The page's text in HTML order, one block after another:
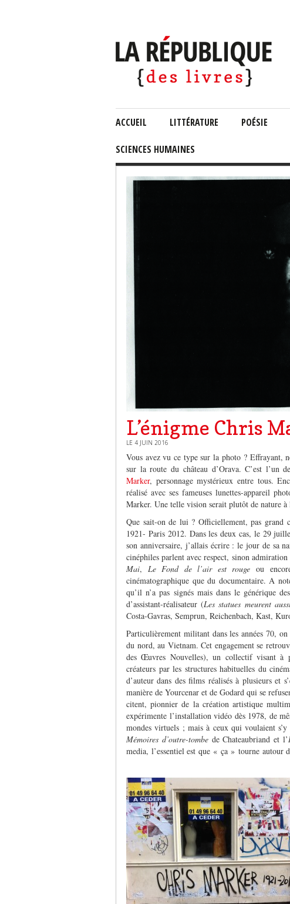
ACCUEIL LITTÉRATURE POÉSIE
SCIENCES HUMAINES
L’énigme Chris
LE 4 JUIN 2016
Vous avez vu ce type sur la photo ? Effrayant,
sur la route du château d’Orava. C’est l’un
Marker, personnage mystérieux entre tous.
réalisé avec ses fameuses lunettes-appareil
Marker. Une telle vision serait plutôt de nature à
Que sait-on de lui ? Officiellement, pas grand
1921- Paris 2012. Dans les deux cas, le 29
son anniversaire, j’allais écrire : le jour de sa
cinéphiles parlent avec respect, sinon admiration
Mai, Le Fond de l’air est rouge ou
cinématographique que du documentaire. A
qu’il n’a pas signés mais dans le générique
d’assistant-réalisateur (Les statues meurent
Costa-Gavras, Semprun, Reichenbach, Kast,
Particulièrement militant dans les années 70,
du nord, au Vietnam. Cet engagement se
des Œuvres Nouvelles), un collectif visant à
créateurs par les structures habituelles du
d’auteur dans des films réalisés à plusieurs
manière de Yourcenar et de Godard qui se
citent, pionnier de la création artistique
expérimente l’installation vidéo dès 1978, de
mondes virtuels ; mais à ceux qui voulaient
Mémoires d’outre-tombede Chateaubriand et l’
media, l’essentiel est que « ça » tourne